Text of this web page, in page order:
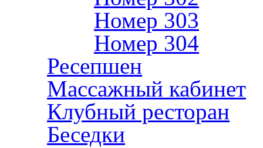
Номер 303
Номер 304
Ресепшен
Массажный кабинет
Клубный ресторан
Беседки